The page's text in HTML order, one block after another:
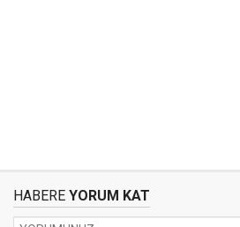
HABERE YORUM KAT